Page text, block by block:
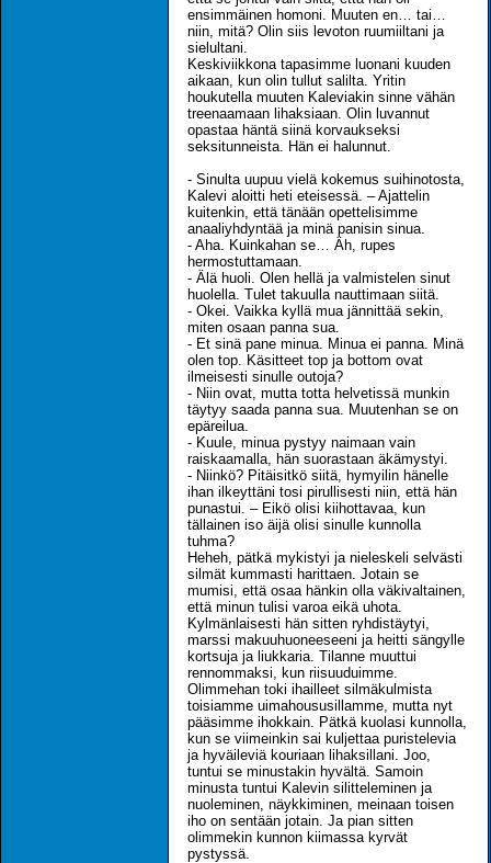
ensimmäinen homoni. Muuten en… tai…
niin, mitä? Olin siis levoton ruumiiltani ja
sielultani.
Keskiviikkona tapasimme luonani kuuden
aikaan, kun olin tullut salilta. Yritin
houkutella muuten Kaleviakin sinne vähän
treenaamaan lihaksiaan. Olin luvannut
opastaa häntä siinä korvaukseksi
seksitunneista. Hän ei halunnut.
- Sinulta uupuu vielä kokemus suihinotosta,
Kalevi aloitti heti eteisessä. – Ajattelin
kuitenkin, että tänään opettelisimme
anaaliyhdyntää ja minä panisin sinua.
- Aha. Kuinkahan se… Äh, rupes
hermostuttamaan.
- Älä huoli. Olen hellä ja valmistelen sinut
huolella. Tulet takuulla nauttimaan siitä.
- Okei. Vaikka kyllä mua jännittää sekin,
miten osaan panna sua.
- Et sinä pane minua. Minua ei panna. Minä
olen top. Käsitteet top ja bottom ovat
ilmeisesti sinulle outoja?
- Niin ovat, mutta totta helvetissä munkin
täytyy saada panna sua. Muutenhan se on
epäreilua.
- Kuule, minua pystyy naimaan vain
raiskaamalla, hän suorastaan äkämystyi.
- Niinkö? Pitäisitkö siitä, hymyilin hänelle
ihan ilkeyttäni tosi pirullisesti niin, että hän
punastui. – Eikö olisi kiihottavaa, kun
tällainen iso äijä olisi sinulle kunnolla
tuhma?
Heheh, pätkä mykistyi ja nieleskeli selvästi
silmät kummasti harittaen. Jotain se
mumisi, että osaa hänkin olla väkivaltainen,
että minun tulisi varoa eikä uhota.
Kylmänlaisesti hän sitten ryhdistäytyi,
marssi makuuhuoneeseeni ja heitti sängylle
kortsuja ja liukkaria. Tilanne muuttui
rennommaksi, kun riisuuduimme.
Olimmehan toki ihailleet silmäkulmista
toisiamme uimahoususillamme, mutta nyt
pääsimme ihokkain. Pätkä kuolasi kunnolla,
kun se viimeinkin sai kuljettaa puristelevia
ja hyväileviä kouriaan lihaksillani. Joo,
tuntui se minustakin hyvältä. Samoin
minusta tuntui Kalevin silitteleminen ja
nuoleminen, näykkiminen, meinaan toisen
iho on sentään jotain. Ja pian sitten
olimmekin kunnon kiimassa kyrvät
pystyssä.